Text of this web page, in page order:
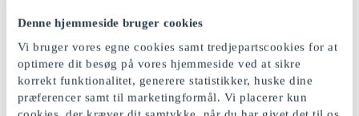
Denne hjemmeside bruger cookies
Vi bruger vores egne cookies samt tredjepartscookies for at
optimere dit besøg på vores hjemmeside ved at sikre
korrekt funktionalitet, generere statistikker, huske dine
præferencer samt til marketingformål. Vi placerer kun